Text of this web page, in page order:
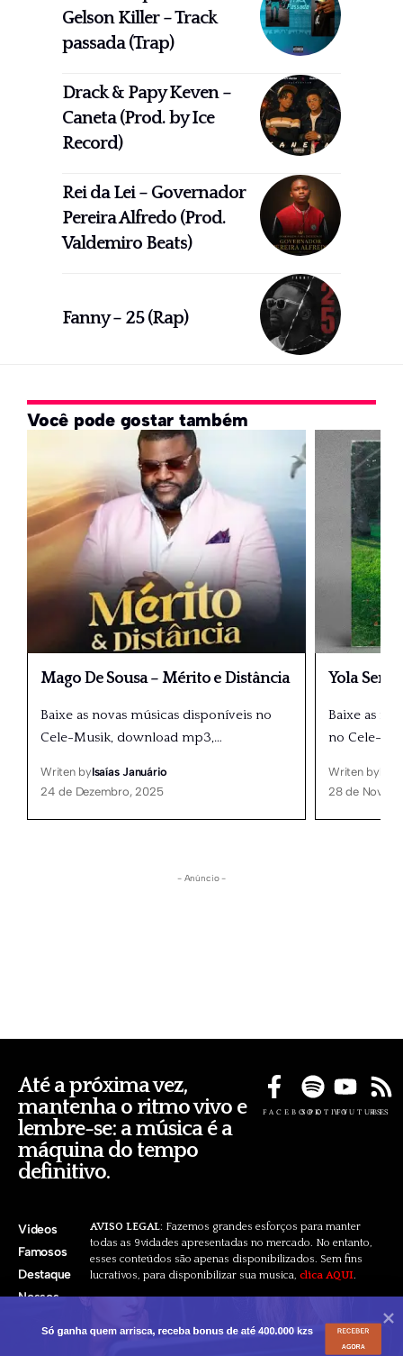
Gelson Killer – Track
passada (Trap)
Drack & Papy Keven –
Caneta (Prod. by Ice
Record)
Rei da Lei – Governador
Pereira Alfredo (Prod.
Valdemiro Beats)
Fanny – 25 (Rap)
Você pode gostar também
Mago De Sousa – Mérito e Distância
Baixe as novas músicas disponíveis no
Cele-Musik, download mp3,…
Writen byIsaías Januário
24 de Dezembro, 2025
Yola
Baixe as
no Cele-
Writen by
28 de
- Anúncio -
Até a próxima vez,
mantenha o ritmo vivo e
lembre-se: a música é a
máquina do tempo
definitivo.
FACEBOOKSPOTIFYYOUTUBE
RSS
Videos
Famosos
Destaque
Nossos
AVISO LEGAL: Fazemos grandes esforços para manter
todas as 9vidades apresentadas no mercado. No entanto,
esses conteúdos são apenas disponibilizados. Sem fins
lucrativos, para disponibilizar sua musica, clica AQUI.
Só ganha quem arrisca, receba bonus de até 400.000 kzs RECEBER
AGORA